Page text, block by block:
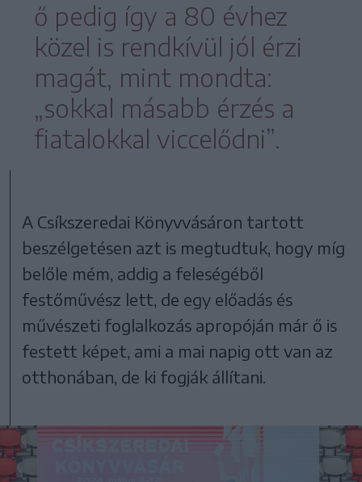
ő pedig így a 80 évhez
közel is rendkívül jól érzi
magát, mint mondta:
„sokkal másabb érzés a
fiatalokkal viccelődni”.
A Csíkszeredai Könyvvásáron tartott
beszélgetésen azt is megtudtuk, hogy míg
belőle mém, addig a feleségéből
festőművész lett, de egy előadás és
művészeti foglalkozás apropóján már ő is
festett képet, ami a mai napig ott van az
otthonában, de ki fogják állítani.